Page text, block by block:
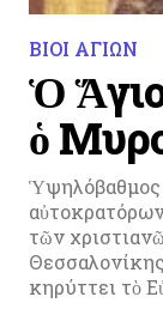
ΒΙΟΙ ΑΓΙΩΝ
Ὁ
ὁ
Ὑψηλόβαθμος
τῶν χριστιανῶν. Ὁ Δημήτριος, ὁ ὁποῖος καταγόταν ἀπὸ εὐσεβῇ
κηρύττει τὸ